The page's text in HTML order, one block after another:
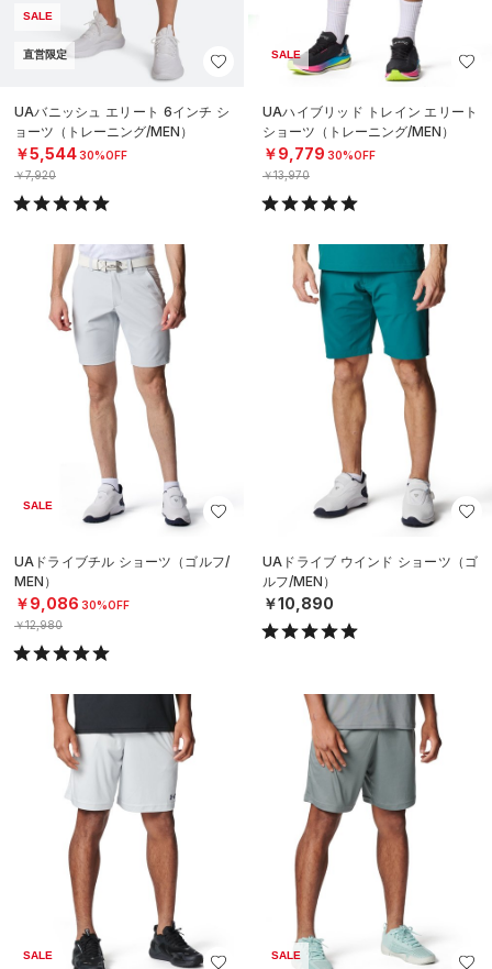
SALE
直営限定
UAバニッシュ エリート 6インチ シ
ョーツ（トレーニング/MEN）
￥5,54430%OFF
￥7,920
SALE
UAハイブリッド トレイン エリート
ショーツ（トレーニング/MEN）
￥9,779 30%OFF
￥13,970
SALE
UAドライブチル ショーツ（ゴルフ/
MEN）
￥9,086 30%OFF
￥12,980
UAドライブ ウインド ショーツ（ゴ
ルフ/MEN）
￥10,890
SALE SALE